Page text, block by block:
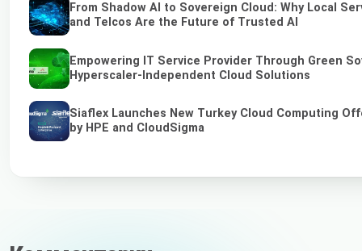
From Shadow AI to Sovereign Cloud: Why Local
and Telcos Are the Future of Trusted AI
Empowering IT Service Provider Through Green
Hyperscaler-Independent Cloud Solutions
Siaflex Launches New Turkey Cloud Computing
by HPE and CloudSigma